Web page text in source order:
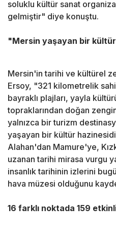
soluklu kültür sanat
gelmiştir" diye konuştu.
"Mersin yaşayan bir
Mersin'in tarihi ve kültürel
Ersoy, "321 kilometrelik
bayraklı plajları, yayla
topraklarından doğan
yalnızca bir turizm
yaşayan bir kültür
Alahan'dan Mamure'ye,
uzanan tarihi mirasa vurgu
insanlık tarihinin izlerini
hava müzesi olduğunu
16 farklı noktada 159